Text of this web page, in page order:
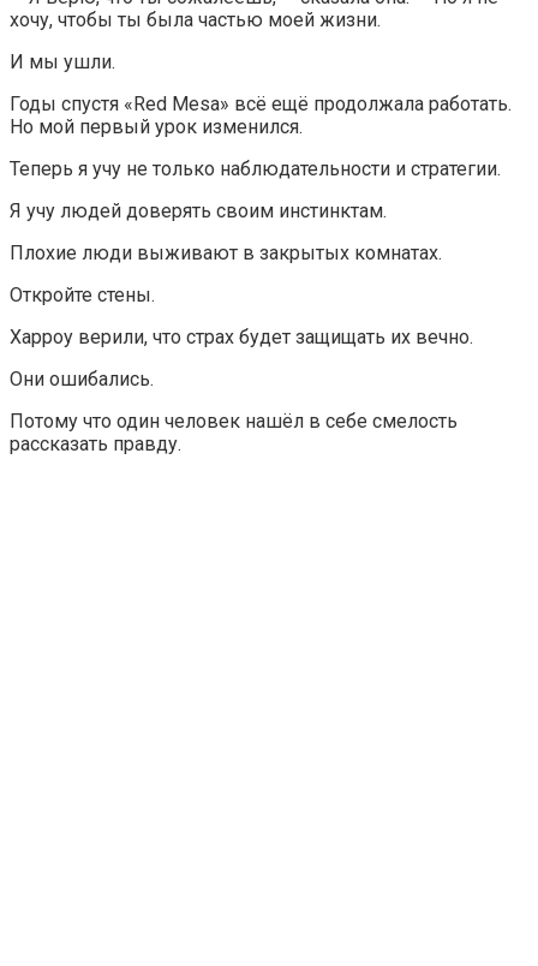
хочу, чтобы ты была частью моей жизни.
И мы ушли.
Годы спустя «Red Mesa» всё ещё продолжала работать.
Но мой первый урок изменился.
Теперь я учу не только наблюдательности и стратегии.
Я учу людей доверять своим инстинктам.
Плохие люди выживают в закрытых комнатах.
Откройте стены.
Харроу верили, что страх будет защищать их вечно.
Они ошибались.
Потому что один человек нашёл в себе смелость
рассказать правду.